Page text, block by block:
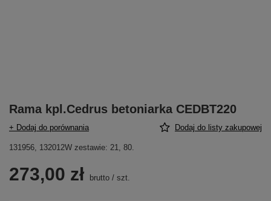
Rama kpl.Cedrus betoniarka CEDBT220
+ Dodaj do porównania Dodaj do listy zakupowej
131956, 132012W zestawie: 21, 80.
273,00 zł brutto / szt.